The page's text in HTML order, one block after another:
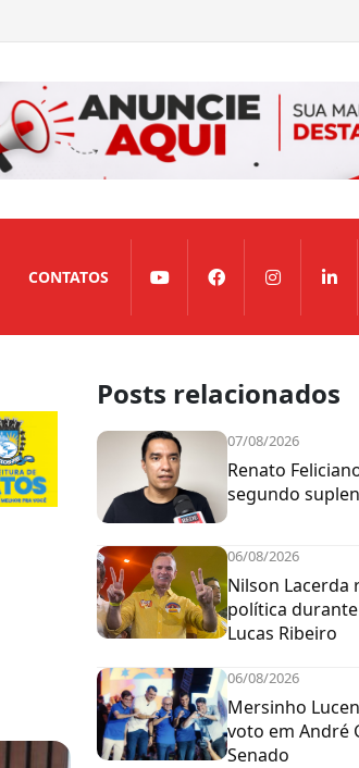
CONTATOS
Posts relacionados
07/08/2026
Renato
segundo
06/08/2026
Nilson Lacerda
política
Lucas Ribeiro
06/08/2026
Mersinho
voto em André
Senado